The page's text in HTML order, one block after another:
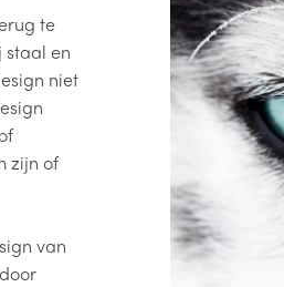
te
staal en
niet
zijn of
van